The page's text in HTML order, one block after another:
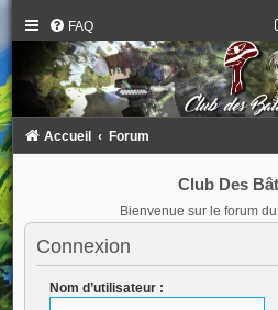
FAQ
Accueil Forum
Club Des
Bienvenue sur le forum
Connexion
Nom d’utilisateur :